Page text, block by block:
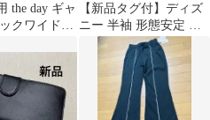
the day ギャ
クワイドパ
【新品タグ付】ディズ
ニー 半袖 形態安定 M
サックス レディース ス
トレッチ